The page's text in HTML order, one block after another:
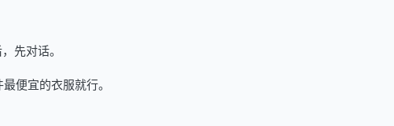
先对话。
便宜的衣服就行。